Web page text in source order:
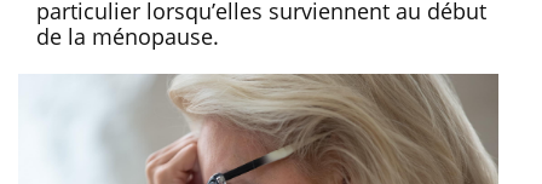
particulier lorsqu’elles surviennent au début
de la ménopause.